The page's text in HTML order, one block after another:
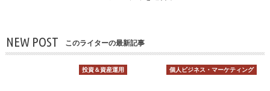
NEW POST このライターの最新記事
投資＆資産運用 個人ビジネス・マーケティング